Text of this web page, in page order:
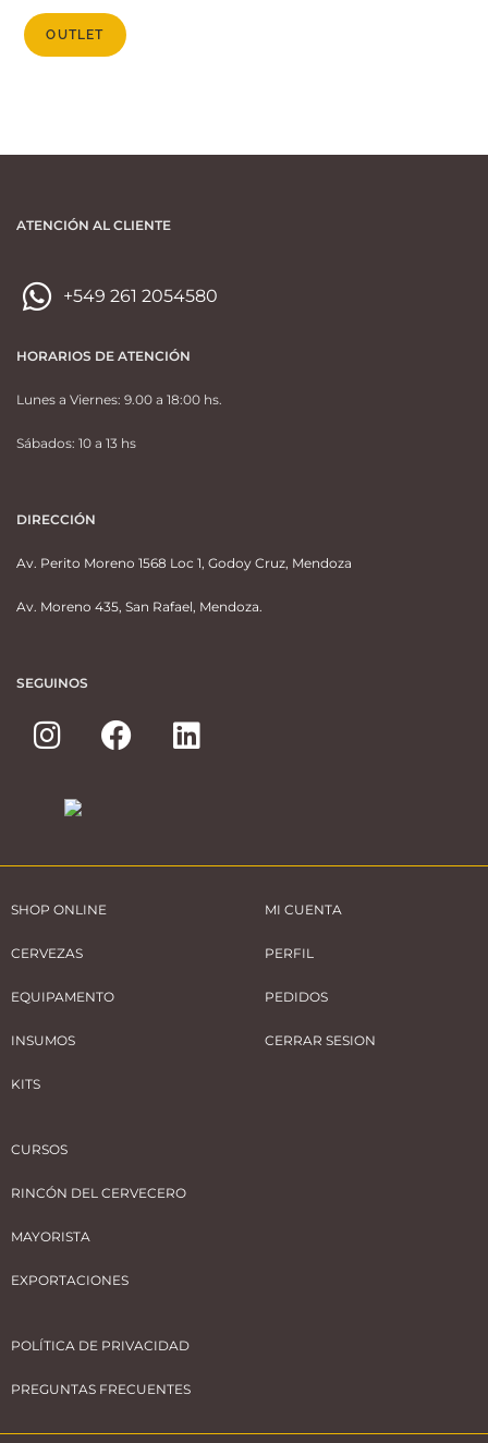
OUTLET
ATENCIÓN AL CLIENTE
+549 261 2054580
HORARIOS DE ATENCIÓN
Lunes a Viernes: 9.00 a 18:00 hs.
Sábados: 10 a 13 hs
DIRECCIÓN
Av. Perito Moreno 1568 Loc 1, Godoy Cruz, Mendoza
Av. Moreno 435, San Rafael, Mendoza.
SEGUINOS
SHOP ONLINE
CERVEZAS
EQUIPAMENTO
INSUMOS
KITS
MI CUENTA
PERFIL
PEDIDOS
CERRAR SESION
CURSOS
RINCÓN DEL CERVECERO
MAYORISTA
EXPORTACIONES
POLÍTICA DE PRIVACIDAD
PREGUNTAS FRECUENTES